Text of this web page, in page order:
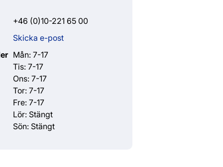
+46 (0)10-221 65 00
Skicka e-post
Mån: 7-17
Tis: 7-17
Ons: 7-17
Tor: 7-17
Fre: 7-17
Lör: Stängt
Sön: Stängt